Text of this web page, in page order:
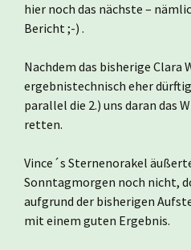
hier noch das nächste –
Bericht ;-) .
Nachdem das bisherige Clara
ergebnistechnisch eher
parallel die 2.) uns daran das
retten.
Vince´s Sternenorakel
Sonntagmorgen noch nicht,
aufgrund der bisherigen
mit einem guten Ergebnis.